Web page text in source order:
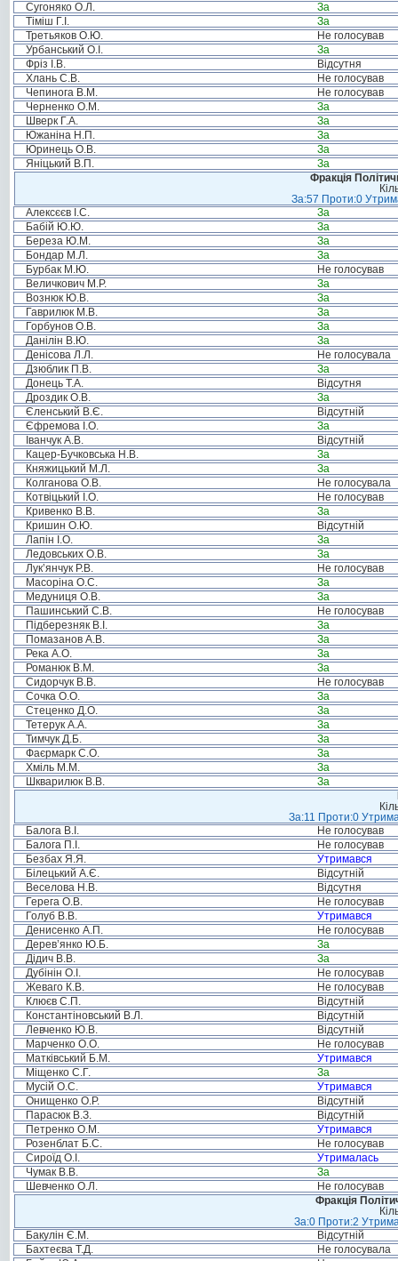
Сугоняко О.Л.
За
Тіміш Г.І.
За
Третьяков О.Ю.
Не голосував
Урбанський О.І.
За
Фріз І.В.
Відсутня
Хлань С.В.
Не голосував
Чепинога В.М.
Не голосував
Черненко О.М.
За
Шверк Г.А.
За
Южаніна Н.П.
За
Юринець О.В.
За
Яніцький В.П.
За
Фракція
За:57 Проти:0
Алексєєв І.С.
За
Бабій Ю.Ю.
За
Береза Ю.М.
За
Бондар М.Л.
За
Бурбак М.Ю.
Не голосував
Величкович М.Р.
За
Вознюк Ю.В.
За
Гаврилюк М.В.
За
Горбунов О.В.
За
Данілін В.Ю.
За
Денісова Л.Л.
Не голосувала
Дзюблик П.В.
За
Донець Т.А.
Відсутня
Дроздик О.В.
За
Єленський В.Є.
Відсутній
Єфремова І.О.
За
Іванчук А.В.
Відсутній
Кацер-Бучковська Н.В.
За
Княжицький М.Л.
За
Колганова О.В.
Не голосувала
Котвіцький І.О.
Не голосував
Кривенко В.В.
За
Кришин О.Ю.
Відсутній
Лапін І.О.
За
Ледовських О.В.
За
Лук’янчук Р.В.
Не голосував
Масоріна О.С.
За
Медуниця О.В.
За
Пашинський С.В.
Не голосував
Підберезняк В.І.
За
Помазанов А.В.
За
Река А.О.
За
Романюк В.М.
За
Сидорчук В.В.
Не голосував
Сочка О.О.
За
Стеценко Д.О.
За
Тетерук А.А.
За
Тимчук Д.Б.
За
Фаєрмарк С.О.
За
Хміль М.М.
За
Шкварилюк В.В.
За
За:11 Проти:0
Балога В.І.
Не голосував
Балога П.І.
Не голосував
Безбах Я.Я.
Утримався
Білецький А.Є.
Відсутній
Веселова Н.В.
Відсутня
Герега О.В.
Не голосував
Голуб В.В.
Утримався
Денисенко А.П.
Не голосував
Дерев’янко Ю.Б.
За
Дідич В.В.
За
Дубінін О.І.
Не голосував
Жеваго К.В.
Не голосував
Клюєв С.П.
Відсутній
Константіновський В.Л.
Відсутній
Левченко Ю.В.
Відсутній
Марченко О.О.
Не голосував
Матківський Б.М.
Утримався
Міщенко С.Г.
За
Мусій О.С.
Утримався
Онищенко О.Р.
Відсутній
Парасюк В.З.
Відсутній
Петренко О.М.
Утримався
Розенблат Б.С.
Не голосував
Сироїд О.І.
Утрималась
Чумак В.В.
За
Шевченко О.Л.
Не голосував
Фракція
За:0 Проти:2
Бакулін Є.М.
Відсутній
Бахтеєва Т.Д.
Не голосувала